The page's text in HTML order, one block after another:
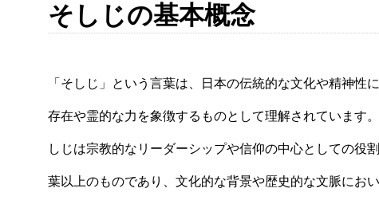
そしじの基本概念
「そしじ」という言葉は、日本の伝統的な文化や精神
存在や霊的な力を象徴するものとして理解されています
しじは宗教的なリーダーシップや信仰の中心としての役
葉以上のものであり、文化的な背景や歴史的な文脈にお